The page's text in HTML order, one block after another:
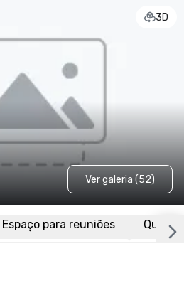
3D
Ver galeria (52)
Espaço para reuniões